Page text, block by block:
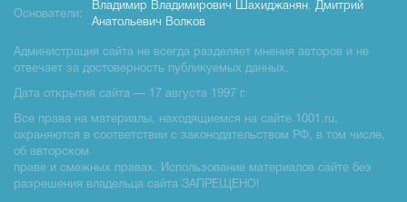
Основатели:
Владимир Владимирович Шахиджанян, Дмитрий
Анатольевич Волков
Администрация сайта не всегда разделяет мнения авторов и не
отвечает за достоверность публикуемых данных.
Дата открытия сайта — 17 августа 1997 г.
Все права на материалы, находящиемся на сайте 1001.ru,
охраняются в соответствии с законодательством РФ, в том числе,
об авторском
праве и смежных правах. Использование материалов сайте без
разрешения владельца сайта ЗАПРЕЩЕНО!